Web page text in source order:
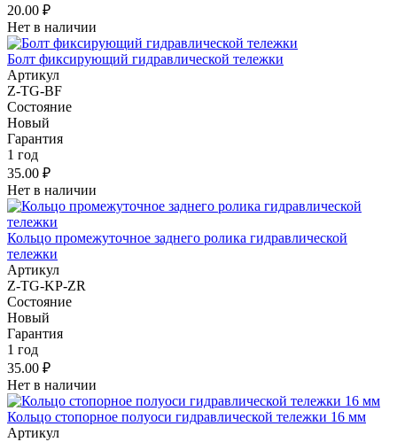
20.00 ₽
Нет в наличии
Болт фиксирующий гидравлической тележки
Артикул
Z-TG-BF
Состояние
Новый
Гарантия
1 год
35.00 ₽
Нет в наличии
Кольцо промежуточное заднего ролика гидравлической
тележки
Артикул
Z-TG-KP-ZR
Состояние
Новый
Гарантия
1 год
35.00 ₽
Нет в наличии
Кольцо стопорное полуоси гидравлической тележки 16 мм
Артикул